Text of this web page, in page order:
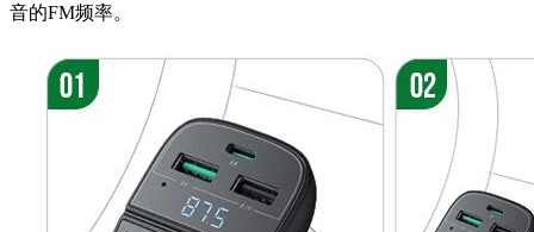
音的FM频率。